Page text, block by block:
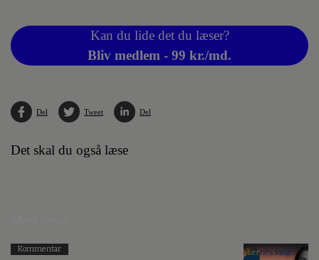
Kan du lide det du læser?
Bliv medlem - 99 kr./md.
Del Tweet Del
Det skal du også læse
Kommentar